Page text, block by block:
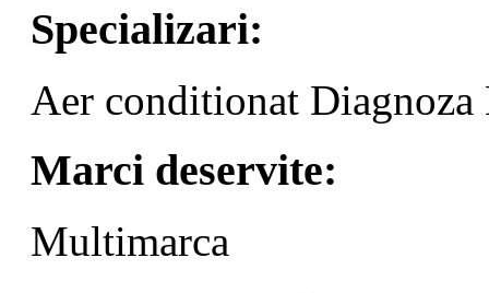
Specializari:
Aer conditionat Diagnoza
Marci deservite:
Multimarca